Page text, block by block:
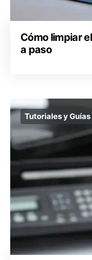
Cómo limpiar
a paso
Tutoriales y Guías